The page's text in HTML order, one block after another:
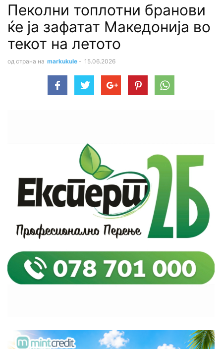
Пеколни топлотни бранови
ќе ја зафатат Македонија во
текот на летото
од страна на markukule - 15.06.2026